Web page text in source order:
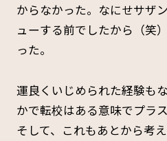
からなかった。なにせサザ
ューする前でしたから（笑
った。
運良くいじめられた経験も
かで転校はある意味でプラ
そして、これもあとから考